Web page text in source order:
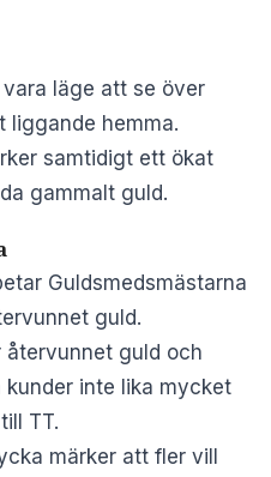
läge att se över
liggande hemma.
samtidigt ett ökat
gammalt guld.
Guldsmedsmästarna
guld.
återvunnet guld och
inte lika mycket
TT.
märker att fler vill